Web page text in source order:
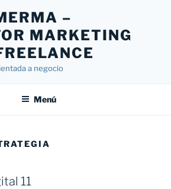
–
MARKETING
a negocio
Menú
11